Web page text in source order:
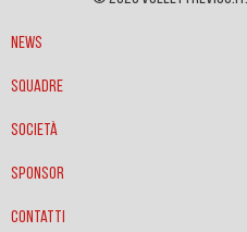
News
Squadre
Società
Sponsor
Contatti